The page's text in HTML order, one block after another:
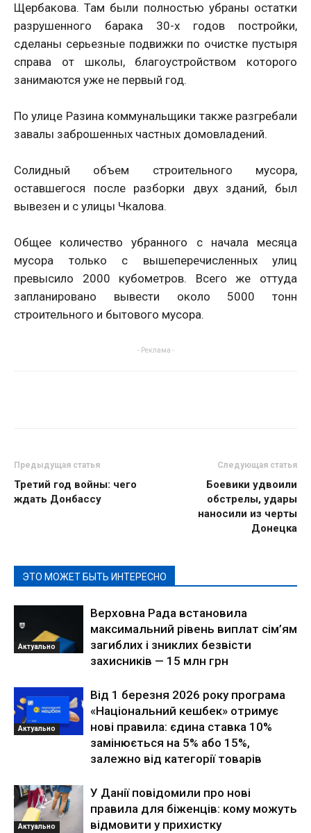
Щербакова. Там были полностью убраны остатки
разрушенного барака 30-х годов постройки,
сделаны серьезные подвижки по очистке пустыря
справа от школы, благоустройством которого
занимаются уже не первый год.
По улице Разина коммунальщики также разгребали
завалы заброшенных частных домовладений.
Солидный объем строительного мусора,
оставшегося после разборки двух зданий, был
вывезен и с улицы Чкалова.
Общее количество убранного с начала месяца
мусора только с вышеперечисленных улиц
превысило 2000 кубометров. Всего же оттуда
запланировано вывести около 5000 тонн
строительного и бытового мусора.
- Реклама -
Предыдущая статья
Третий год войны: чего
ждать Донбассу
Следующая статья
Боевики удвоили
обстрелы, удары
наносили из черты
Донецка
ЭТО МОЖЕТ БЫТЬ ИНТЕРЕСНО
Актуально
Верховна Рада встановила
максимальний рівень виплат сім’ям
загиблих і зниклих безвісти
захисників — 15 млн грн
Актуально
Від 1 березня 2026 року програма
«Національний кешбек» отримує
нові правила: єдина ставка 10%
замінюється на 5% або 15%,
залежно від категорії товарів
Актуально
У Данії повідомили про нові
правила для біженців: кому можуть
відмовити у прихистку